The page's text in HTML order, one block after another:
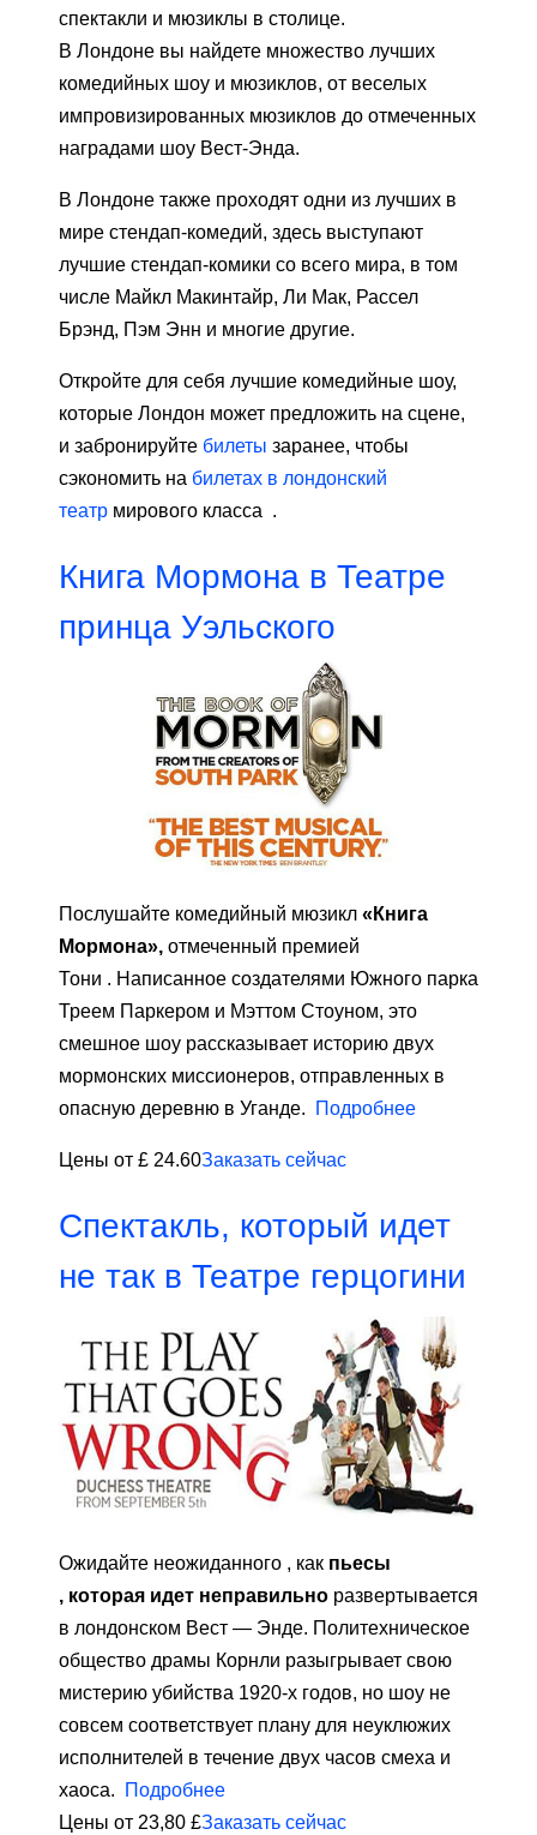
спектакли и мюзиклы в столице.
В Лондоне вы найдете множество лучших
комедийных шоу и мюзиклов, от веселых
импровизированных мюзиклов до отмеченных
наградами шоу Вест-Энда.
В Лондоне также проходят одни из лучших в
мире стендап-комедий, здесь выступают
лучшие стендап-комики со всего мира, в том
числе Майкл Макинтайр, Ли Мак, Рассел
Брэнд, Пэм Энн и многие другие.
Откройте для себя лучшие комедийные шоу,
которые Лондон может предложить на сцене,
и забронируйте билеты заранее, чтобы
сэкономить на билетах в лондонский
театр мирового класса .
Книга Мормона в Театре
принца Уэльского
Послушайте комедийный мюзикл «Книга
Мормона», отмеченный премией
Тони . Написанное создателями Южного парка
Треем Паркером и Мэттом Стоуном, это
смешное шоу рассказывает историю двух
мормонских миссионеров, отправленных в
опасную деревню в Уганде.
Подробнее
Цены от £ 24.60Заказать сейчас
Спектакль, который идет
не так в Театре герцогини
Ожидайте неожиданного , как пьесы
, которая идет неправильно развертывается
в лондонском Вест — Энде. Политехническое
общество драмы Корнли разыгрывает свою
мистерию убийства 1920-х годов, но шоу не
совсем соответствует плану для неуклюжих
исполнителей в течение двух часов смеха и
хаоса.
Подробнее
Цены от 23,80 £Заказать сейчас